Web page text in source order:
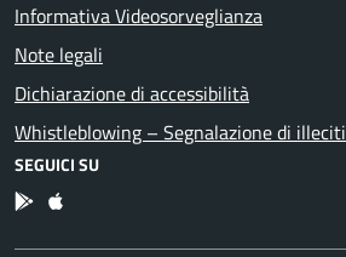
Informativa Videosorveglianza
Note legali
Dichiarazione di accessibilità
Whistleblowing – Segnalazione di illeciti
SEGUICI SU
App Android
App IOS